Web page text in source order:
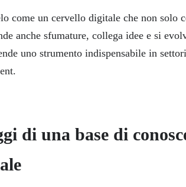
come un cervello digitale che non solo
anche sfumature, collega idee e si
uno strumento indispensabile in
di una base di